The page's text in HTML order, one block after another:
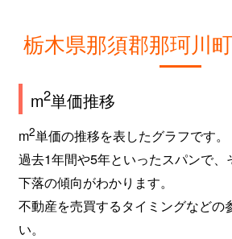
栃木県那須郡那珂川
m2単価推移
m2単価の推移を表したグラフです。
過去1年間や5年といったスパンで、
下落の傾向がわかります。
不動産を売買するタイミングなどの
い。